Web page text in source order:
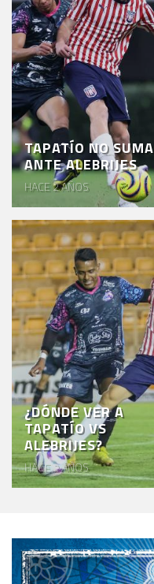
TAPATÍO NO SUMA
ANTE ALEBRIJES
HACE 2 AÑOS
¿DÓNDE VER A
TAPATÍO VS
ALEBRIJES?
HACE 2 AÑOS